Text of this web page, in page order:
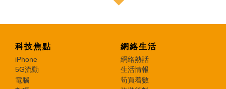
科技焦點
iPhone
5G流動
電腦
網絡生活
網絡熱話
生活情報
筍買着數